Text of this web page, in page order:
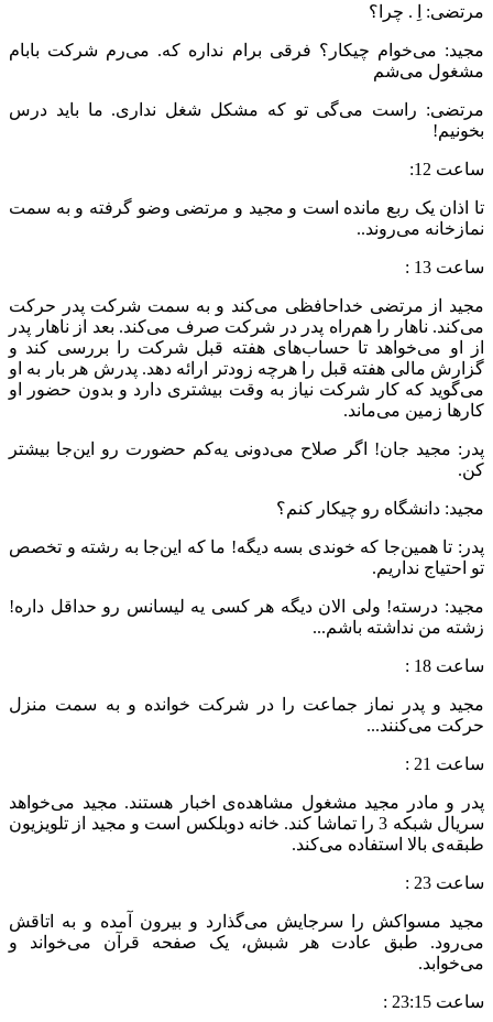
مرتضی: اِ . چرا؟
مجید: می‌‌خوام چیکار؟ فرقی برام نداره که. می‌رم شرکت بابام
مشغول می‌شم
مرتضی: راست می‌گی تو که مشکل شغل نداری. ما باید درس
بخونیم!
ساعت 12:
تا اذان یک ربع مانده است و مجید و مرتضی وضو گرفته و به سمت
نمازخانه می‌‌روند..
ساعت 13 :
مجید از مرتضی خداحافظی می‌‌کند و به سمت شرکت پدر حرکت
می‌‌کند. ناهار را هم‌راه پدر در شرکت صرف می‌‌کند. بعد از ناهار پدر
از او می‌‌خواهد تا حساب‌های هفته قبل شرکت را بررسی کند و
گزارش مالی هفته قبل را هرچه زودتر ارائه دهد. پدرش هر بار به او
می‌‌گوید که کار شرکت نیاز به وقت بیشتری دارد و بدون حضور او
کارها زمین می‌‌ماند.
پدر: مجید جان! اگر صلاح می‌‌دونی یه‌کم حضورت رو این‌جا بیشتر
کن.
مجید: دانشگاه رو چیکار کنم؟
پدر: تا همین‌جا که خوندی بسه دیگه! ما که این‌جا به رشته و تخصص
تو احتیاج نداریم.
مجید: درسته! ولی الان دیگه هر کسی یه لیسانس رو حداقل داره!
زشته من نداشته باشم...
ساعت 18 :
مجید و پدر نماز جماعت را در شرکت خوانده و به سمت منزل
حرکت می‌‌کنند...
ساعت 21 :
پدر و مادر مجید مشغول مشاهده‌ی اخبار هستند. مجید می‌‌خواهد
سریال شبکه 3 را تماشا کند. خانه دوبلکس است و مجید از تلویزیون
طبقه‌ی بالا استفاده می‌‌کند.
ساعت 23 :
مجید مسواکش را سرجایش می‌‌گذارد و بیرون آمده و به اتاقش
می‌‌رود. طبق عادت هر شبش، یک صفحه قرآن می‌‌خواند و
می‌‌خوابد.
ساعت 23:15 :